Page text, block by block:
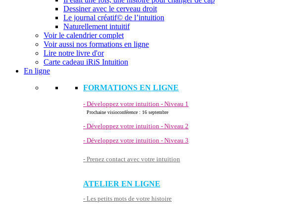
Dessiner avec le cerveau droit
Le journal créatif© de l’intuition
Naturellement intuitif
Voir le calendrier complet
Voir aussi nos formations en ligne
Lire notre livre d'or
Carte cadeau iRiS Intuition
En ligne
FORMATIONS EN LIGNE
- Développez votre intuition - Niveau 1
Prochaine visioconférence : 16 septembre
- Développez votre intuition - Niveau 2
- Développez votre intuition - Niveau 3
- Prenez contact avec votre intuition
ATELIER EN LIGNE
- Les petits mots de votre histoire